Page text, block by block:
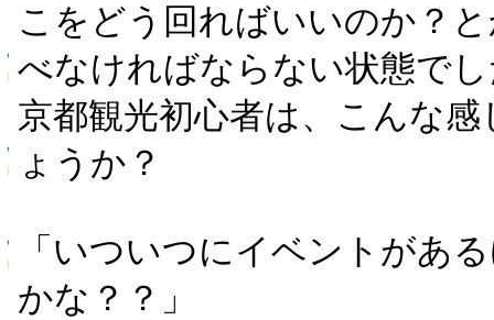
こをどう回ればいいのか？
べなければならない状態で
京都観光初心者は、こんな
ょうか？
「いついつにイベントがあ
かな？？」